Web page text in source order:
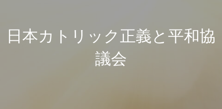
日本カトリック正義と平和協
議会